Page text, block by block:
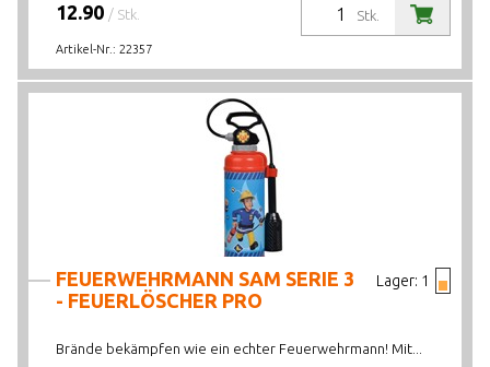
Stk.
12.90 / Stk.
Artikel-Nr.: 22357
Lager: 1
FEUERWEHRMANN SAM SERIE 3
- FEUERLÖSCHER PRO
Brände bekämpfen wie ein echter Feuerwehrmann! Mit...